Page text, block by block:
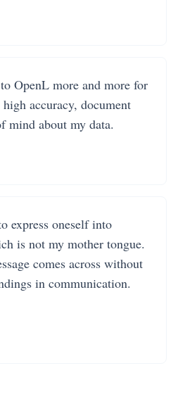
OpenL more and more for
accuracy, document
mind about my data.
express oneself into
is not my mother tongue.
comes across without
in communication.